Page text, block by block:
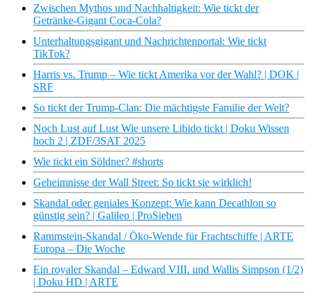
Zwischen Mythos und Nachhaltigkeit: Wie tickt der
Getränke-Gigant Coca-Cola?
Unterhaltungsgigant und Nachrichtenportal: Wie tickt
TikTok?
Harris vs. Trump – Wie tickt Amerika vor der Wahl? | DOK |
SRF
So tickt der Trump-Clan: Die mächtigste Familie der Welt?
Noch Lust auf Lust Wie unsere Libido tickt | Doku Wissen
hoch 2 | ZDF/3SAT 2025
Wie tickt ein Söldner? #shorts
Geheimnisse der Wall Street: So tickt sie wirklich!
Skandal oder geniales Konzept: Wie kann Decathlon so
günstig sein? | Galileo | ProSieben
Rammstein-Skandal / Öko-Wende für Frachtschiffe | ARTE
Europa – Die Woche
Ein royaler Skandal – Edward VIII. und Wallis Simpson (1/2)
| Doku HD | ARTE